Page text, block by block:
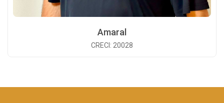
Amaral
CRECI: 20028